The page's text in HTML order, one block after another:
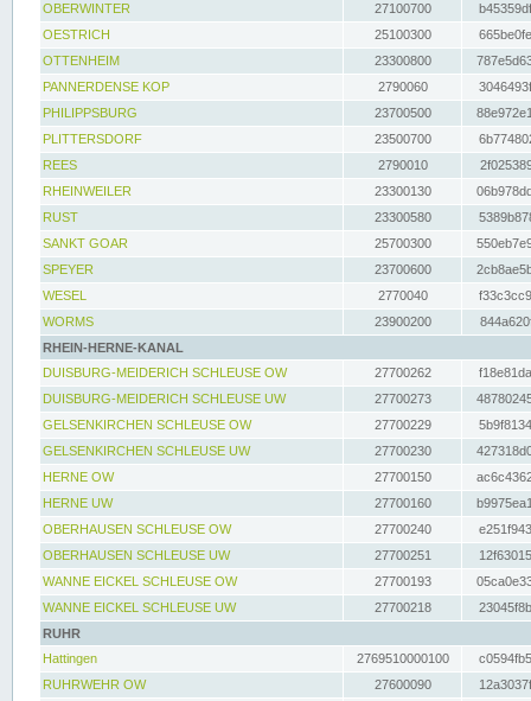
OBERWINTER
27100700
OESTRICH
25100300
OTTENHEIM
23300800
PANNERDENSE KOP
2790060
PHILIPPSBURG
23700500
PLITTERSDORF
23500700
REES
2790010
RHEINWEILER
23300130
RUST
23300580
SANKT GOAR
25700300
SPEYER
23700600
WESEL
2770040
WORMS
23900200
RHEIN-HERNE-KANAL
DUISBURG-MEIDERICH SCHLEUSE OW
27700262
DUISBURG-MEIDERICH SCHLEUSE UW
27700273
GELSENKIRCHEN SCHLEUSE OW
27700229
GELSENKIRCHEN SCHLEUSE UW
27700230
HERNE OW
27700150
HERNE UW
27700160
OBERHAUSEN SCHLEUSE OW
27700240
OBERHAUSEN SCHLEUSE UW
27700251
WANNE EICKEL SCHLEUSE OW
27700193
WANNE EICKEL SCHLEUSE UW
27700218
RUHR
Hattingen
2769510000100
RUHRWEHR OW
27600090